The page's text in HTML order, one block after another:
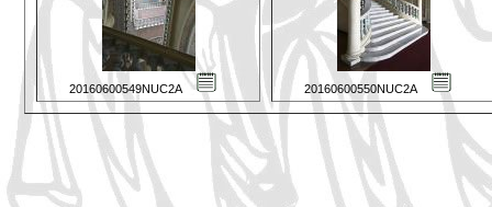
20160600549NUC2A 20160600550NUC2A